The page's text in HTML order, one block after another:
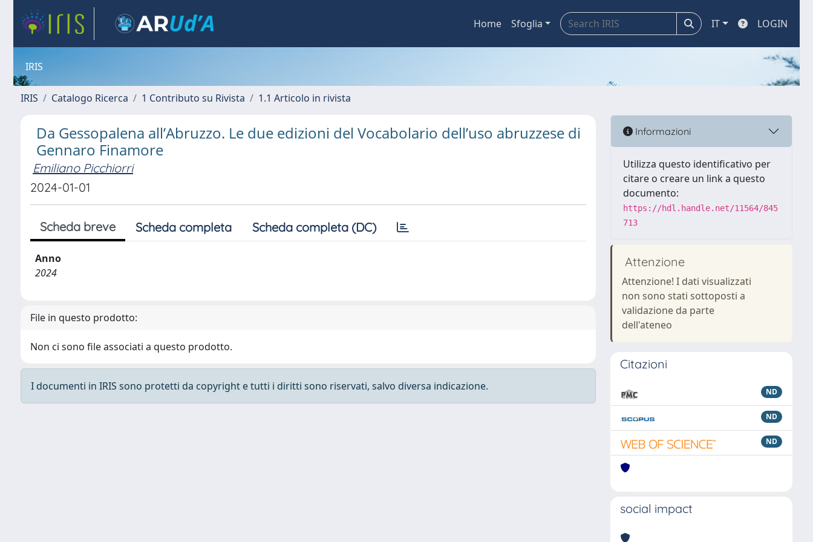
Home Sfoglia IT LOGIN
IRIS
IRIS Catalogo Ricerca 1 Contributo su Rivista 1.1 Articolo in rivista
Da Gessopalena all’Abruzzo. Le due edizioni del Vocabolario dell’uso abruzzese di
Gennaro Finamore
Emiliano Picchiorri
2024-01-01
Scheda breve Scheda completa Scheda completa (DC)
Anno
2024
File in questo prodotto:
Non ci sono file associati a questo prodotto.
I documenti in IRIS sono protetti da copyright e tutti i diritti sono riservati, salvo diversa indicazione.
Informazioni
Utilizza questo identificativo per
citare o creare un link a questo
documento:
https://hdl.handle.net/11564/845
713
Attenzione
Attenzione! I dati visualizzati
non sono stati sottoposti a
validazione da parte
dell'ateneo
Citazioni
ND
ND
ND
social impact